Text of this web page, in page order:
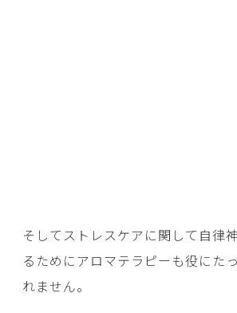
そしてストレスケアに関して自律
るためにアロマテラピーも役にた
れません。